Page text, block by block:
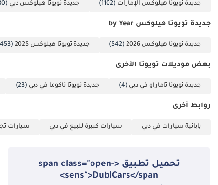
جديدة تويوتا هيلوكس الإمارات (1102) جديدة تويوتا هيلوكس دبي (1080)
جديدة تويوتا هيلوكس by Year
جديدة تويوتا هيلوكس 2026 (542) جديدة تويوتا هيلوكس 2025 (453)
بعض موديلات تويوتا الأخرى
جديدة تويوتا تاماراو في دبي (4) جديدة تويوتا تاكوما في دبي (23)
روابط أخرى
يابانية سيارات في دبي سيارات كبيرة للبيع في دبي سيارات
تحميل تطبيق <span class="open-
sens">DubiCars</span>
شبه جديدة في أوج كفاءتها وموثوقيتها.
تم إنشاء هذه الإحصاءات بواسطة الذكاء الاصطناعي اعتماداً على بيانات